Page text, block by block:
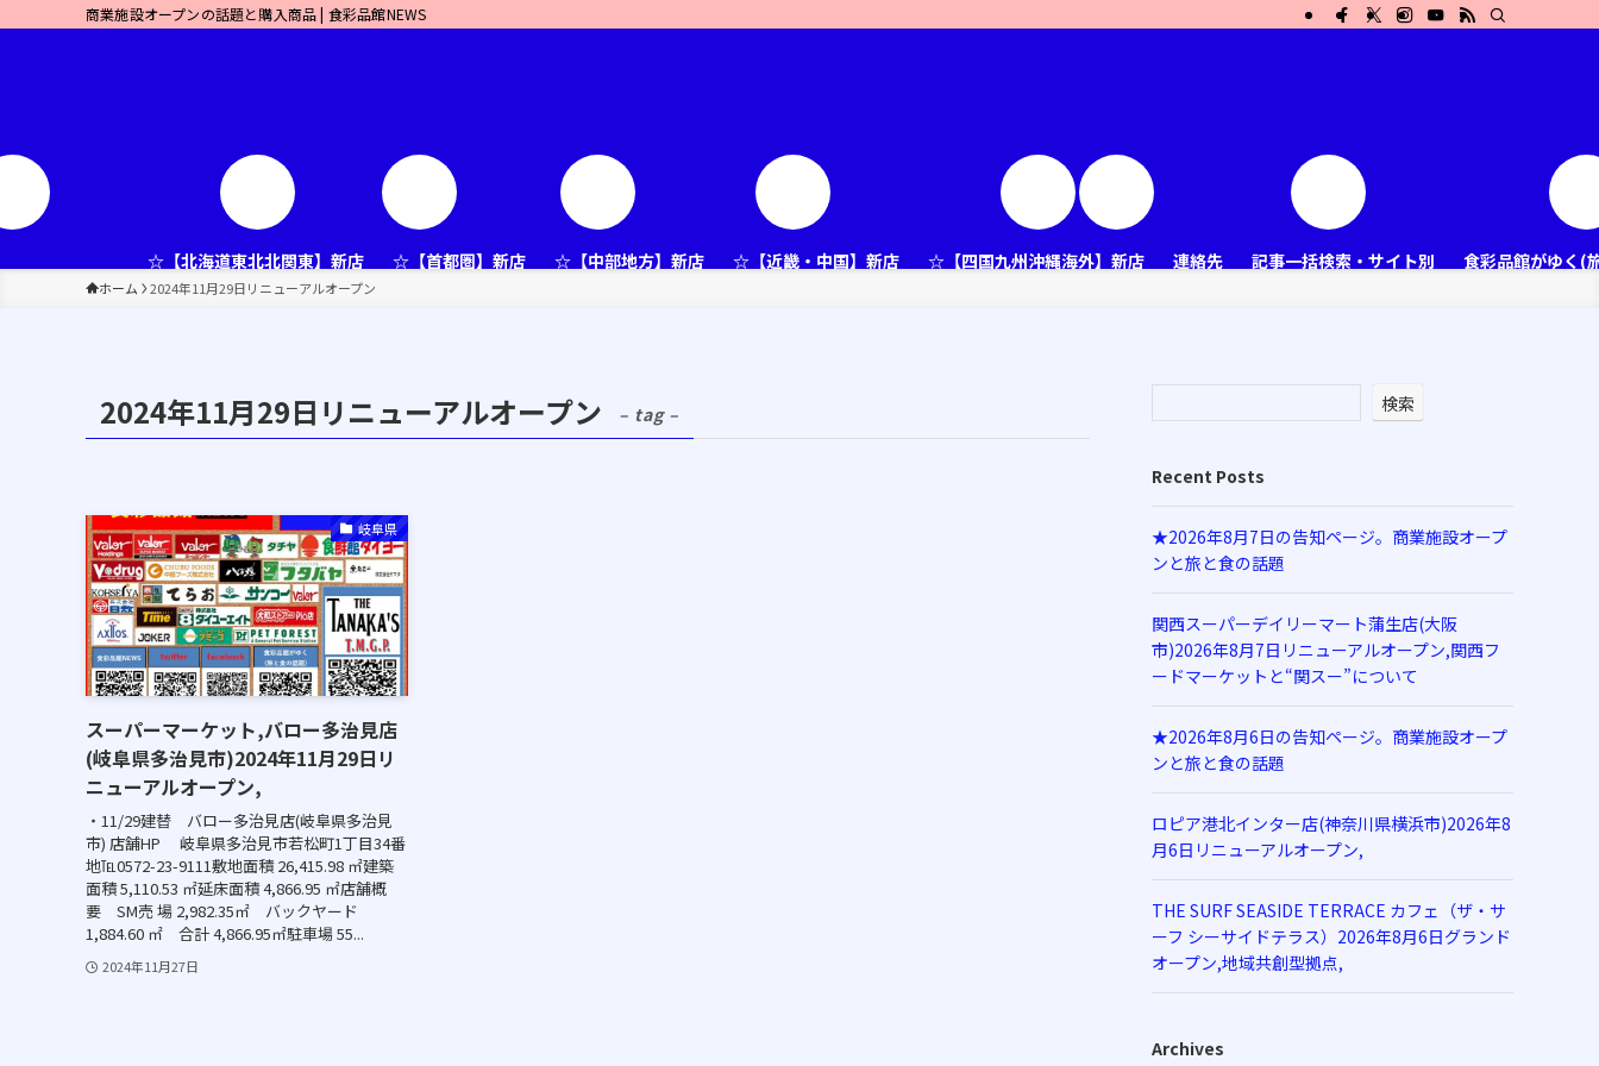
商業施設オープンの話題と購入商品 | 食彩品館NEWS
☆【北海道東北北関東】新店 ☆【首都圏】新店 ☆【中部地方】新店 ☆【近畿・中国】新店 ☆【四国九州沖縄海外】新店 連絡先 記事一括検索・サイト別 食彩品館がゆく(
ホーム 2024年11月29日リニューアルオープン
2024年11月29日リニューアルオープン – tag –
岐阜県
スーパーマーケット,バロー多治見店
(岐阜県多治見市)2024年11月29日リ
ニューアルオープン,
・11/29建替 バロー多治見店(岐阜県多治見
市) 店舗HP 岐阜県多治見市若松町1丁目34番
地℡0572-23-9111敷地面積 26,415.98 ㎡建築
面積 5,110.53 ㎡延床面積 4,866.95 ㎡店舗概
要 SM売 場 2,982.35㎡ バックヤード
1,884.60 ㎡ 合計 4,866.95㎡駐車場 55...
2024年11月27日
検索
Recent Posts
★2026年8月7日の告知ページ。商業施設オープ
ンと旅と食の話題
関西スーパーデイリーマート蒲生店(大阪
市)2026年8月7日リニューアルオープン,関西フ
ードマーケットと“関スー”について
★2026年8月6日の告知ページ。商業施設オープ
ンと旅と食の話題
ロピア港北インター店(神奈川県横浜市)2026年8
月6日リニューアルオープン,
THE SURF SEASIDE TERRACE カフェ（ザ・サ
ーフ シーサイドテラス）2026年8月6日グランド
オープン,地域共創型拠点,
Archives